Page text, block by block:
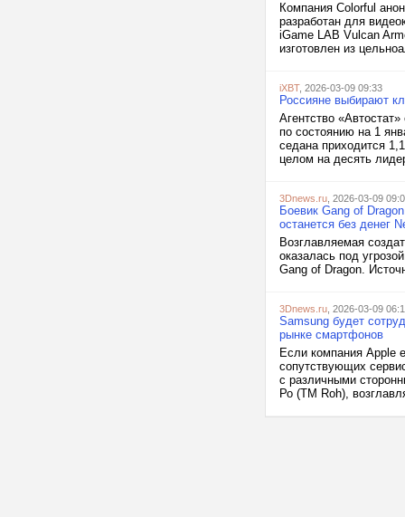
Компания Colorful
разработан для
iGame LAB Vulcan
изготовлен из
iXBT, 2026-03-09 09:33
Россияне выбирают
Агентство
по состоянию на 1
седана приходится
целом на десять
3Dnews.ru , 2026-03-09
Боевик Gang of
останется без денег
Возглавляемая
оказалась под
Gang of Dragon.
3Dnews.ru , 2026-03-09
Samsung будет
рынке смартфонов
Если компания Apple
сопутствующих
с различными
Ро (TM Roh),